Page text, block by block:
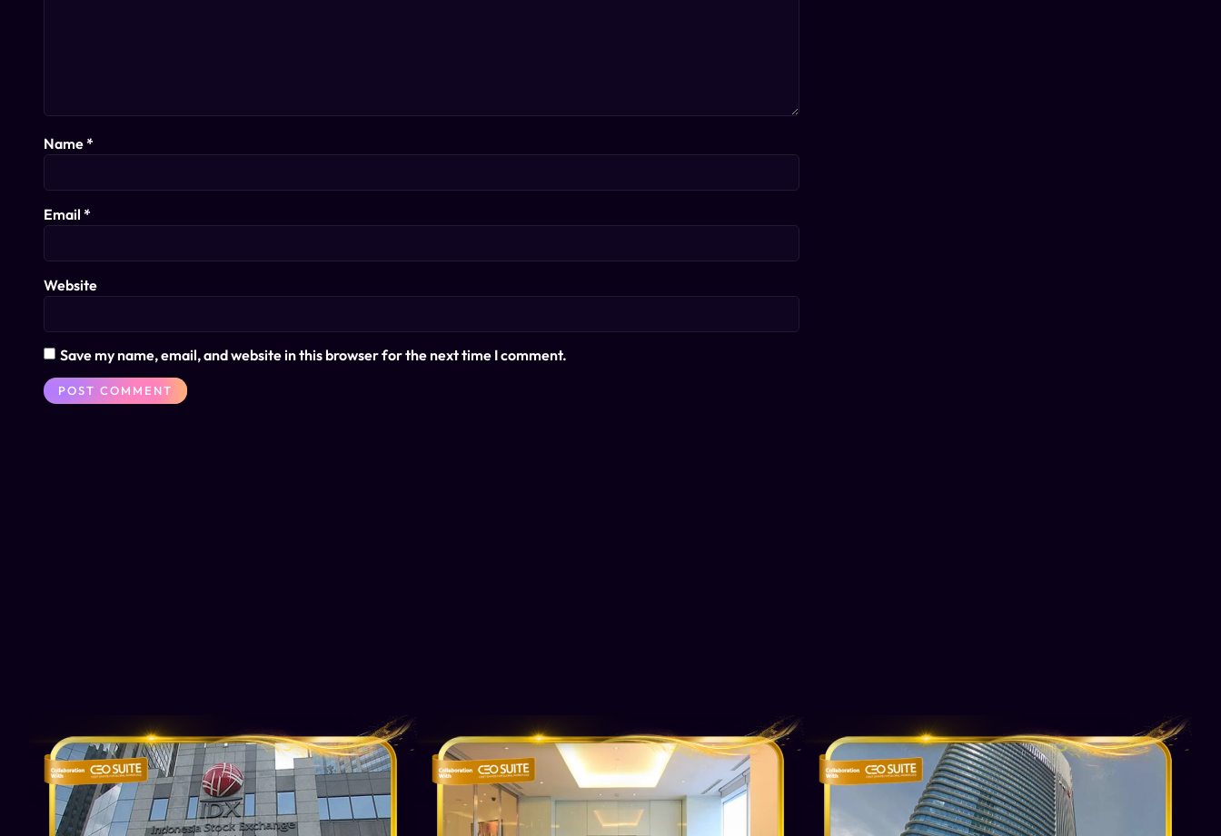
Name*
Email *
Website
Save my name, email, and website in this browser for the next time I comment.